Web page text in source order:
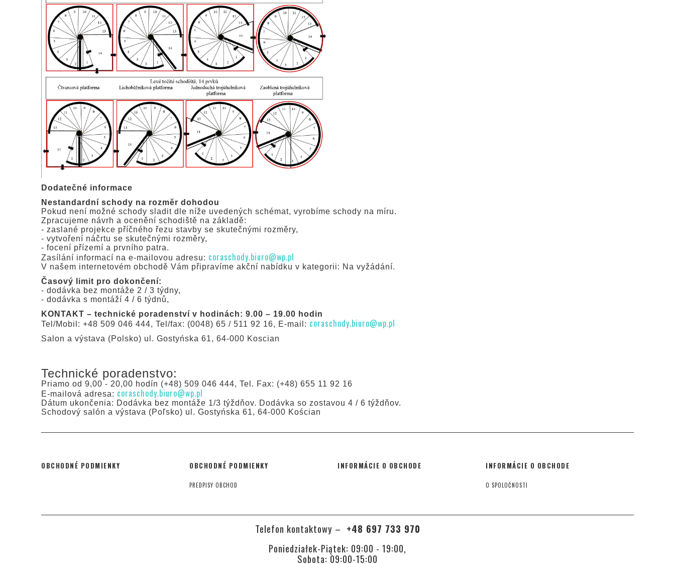
Dodatečné informace
Nestandardní schody na rozměr dohodou
Pokud není možné schody sladit dle níže uvedených schémat, vyrobíme schody na míru.
Zpracujeme návrh a ocenění schodiště na základě:
- zaslané projekce příčného řezu stavby se skutečnými rozměry,
- vytvoření náčrtu se skutečnými rozměry,
- focení přízemí a prvního patra.
Zasílání informací na e-mailovou adresu: coraschody.biuro@wp.pl
V našem internetovém obchodě Vám připravíme akční nabídku v kategorii: Na vyžádání.
Časový limit pro dokončení:
- dodávka bez montáže 2 / 3 týdny,
- dodávka s montáží 4 / 6 týdnů,
KONTAKT – technické poradenství v hodinách: 9.00 – 19.00 hodin
Tel/Mobil: +48 509 046 444, Tel/fax: (0048) 65 / 511 92 16, E-mail: coraschody.biuro@wp.pl
Salon a výstava (Polsko) ul. Gostyńska 61, 64-000 Koscian
Technické poradenstvo:
Priamo od 9,00 - 20,00 hodín (+48) 509 046 444, Tel. Fax: (+48) 655 11 92 16
E-mailová adresa: coraschody.biuro@wp.pl
Dátum ukončenia: Dodávka bez montáže 1/3 týždňov. Dodávka so zostavou 4 / 6 týždňov.
Schodový salón a výstava (Poľsko) ul. Gostyńska 61, 64-000 Kościan
OBCHODNÉ PODMIENKY OBCHODNÉ PODMIENKY
PREDPISY OBCHOD
INFORMÁCIE O OBCHODE INFORMÁCIE O OBCHODE
O SPOLOČNOSTI
Telefon kontaktowy – +48 697 733 970
Poniedziałek-Piątek: 09:00 - 19:00,
Sobota: 09:00-15:00